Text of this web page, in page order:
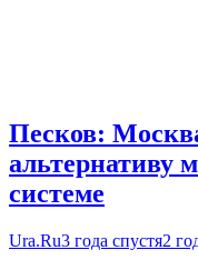
Песков:
альтернативу
системе
Ura.Ru3 года спустя2